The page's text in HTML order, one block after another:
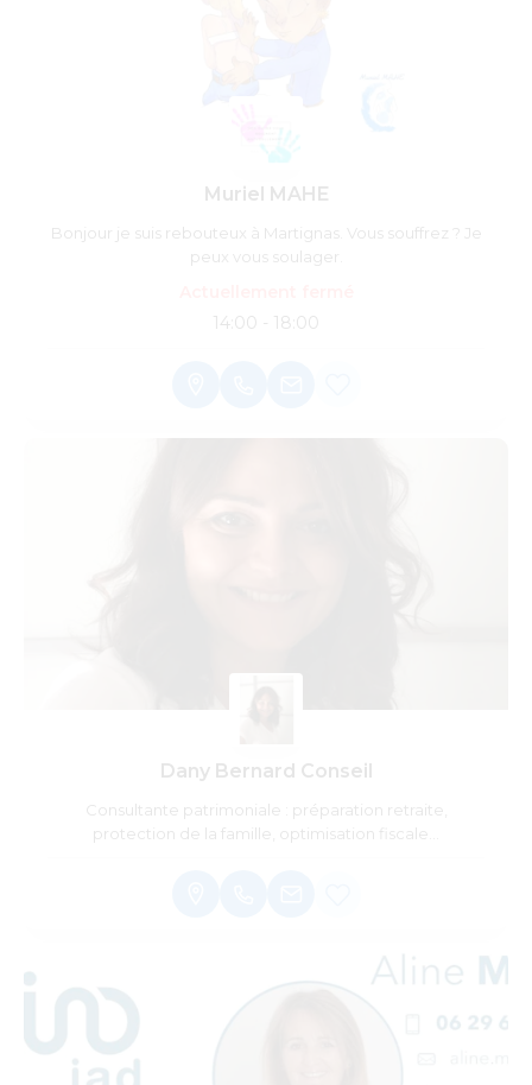
Muriel MAHE
Bonjour je suis rebouteux à Martignas. Vous souffrez ? Je
peux vous soulager.
14:00 - 18:00
Dany Bernard Conseil
Consultante patrimoniale : préparation retraite,
protection de la famille, optimisation fiscale…